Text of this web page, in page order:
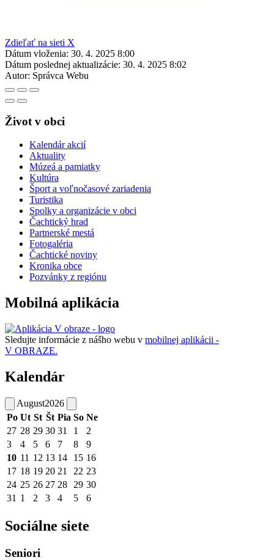
Zdieľať na sieti X
Dátum vloženia: 30. 4. 2025 8:00
Dátum poslednej aktualizácie: 30. 4. 2025 8:02
Autor: Správca Webu
Život v obci
Kalendár akcií
Aktuality
Múzeá a pamiatky
Kultúra
Šport a voľnočasové zariadenia
Turistika
Spolky a organizácie v obci
Čachtický hrad
Partnerské mestá
Fotogaléria
Čachtické noviny
Kronika obce
Pozvánky z regiónu
Mobilná aplikácia
Sledujte informácie z nášho webu v mobilnej aplikácii -
V OBRAZE.
Kalendár
August2026
Po Ut St Št Pia So Ne
27 28 29 30 31 1
2
3
4 5 6 7 8
9
10 11 12 13 14 15 16
17 18 19 20 21 22 23
24 25 26 27 28 29 30
31 1 2 3 4 5 6
Sociálne siete
Seniori